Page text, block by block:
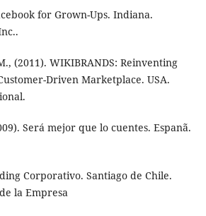
for Grown-Ups. Indiana.
(2011). WIKIBRANDS: Reinventing
Driven Marketplace. USA.
Será mejor que lo cuentes. Espanã.
Corporativo. Santiago de Chile.
la Empresa